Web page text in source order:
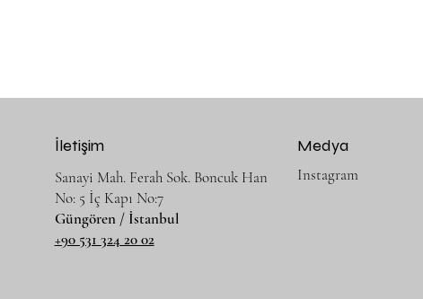
İletişim
Sanayi Mah. Ferah Sok. Boncuk Han
No: 5 İç Kapı No:7
Güngören / İstanbul
+90 531 324 20 02
Medya
Instagram